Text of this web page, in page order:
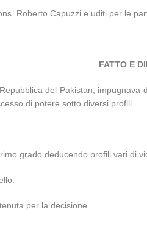
Roberto Capuzzi e uditi per le
FATTO E
del Pakistan,
di potere sotto diversi profili.
grado deducendo profili vari di
per la decisione.